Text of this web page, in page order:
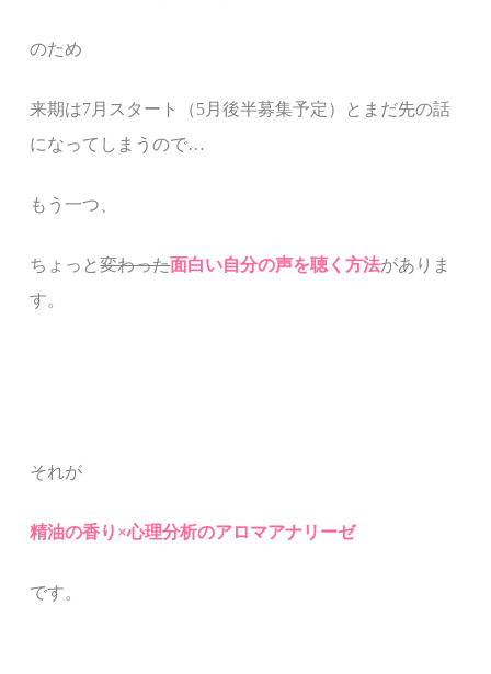
のため
来期は7月スタート（5月後半募集予定）とまだ先の話
になってしまうので…
もう一つ、
ちょっと変わった面白い自分の声を聴く方法がありま
す。
それが
精油の香り ×心理分析のアロマアナリーゼ
です。